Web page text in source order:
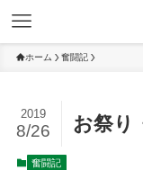
ホーム 奮闘記
お祭り
2019
8/26
奮闘記